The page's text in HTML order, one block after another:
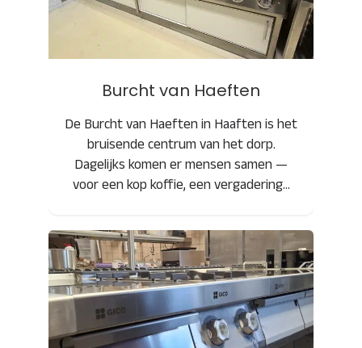
Burcht van Haeften
De Burcht van Haeften in Haaften is het
bruisende centrum van het dorp.
Dagelijks komen er mensen samen —
voor een kop koffie, een vergadering…
Fletcher Witte Huis Soest